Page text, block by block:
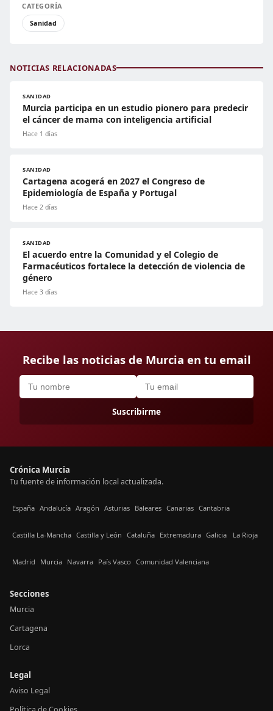
CATEGORÍA
Sanidad
NOTICIAS RELACIONADAS
SANIDAD
Murcia participa en un estudio pionero para predecir
el cáncer de mama con inteligencia artificial
Hace 1 días
SANIDAD
Cartagena acogerá en 2027 el Congreso de
Epidemiología de España y Portugal
Hace 2 días
SANIDAD
El acuerdo entre la Comunidad y el Colegio de
Farmacéuticos fortalece la detección de violencia de
género
Hace 3 días
Recibe las noticias de Murcia en tu email
Suscribirme
Crónica Murcia
Tu fuente de información local actualizada.
España Andalucía Aragón Asturias Baleares Canarias Cantabria
Castilla La-Mancha Castilla y León Cataluña Extremadura Galicia La Rioja
Madrid Murcia Navarra País Vasco Comunidad Valenciana
Secciones
Murcia
Cartagena
Lorca
Legal
Aviso Legal